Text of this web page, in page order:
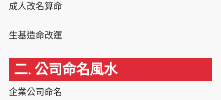
成人改名算命
生基造命改運
二. 公司命名風水
企業公司命名